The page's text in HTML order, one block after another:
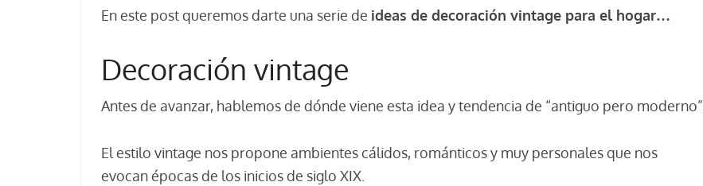
En este post queremos darte una serie de ideas de decoración vintage para el hogar…
Decoración vintage
Antes de avanzar, hablemos de dónde viene esta idea y tendencia de “antiguo pero moderno”.
El estilo vintage nos propone ambientes cálidos, románticos y muy personales que nos
evocan épocas de los inicios de siglo XIX.